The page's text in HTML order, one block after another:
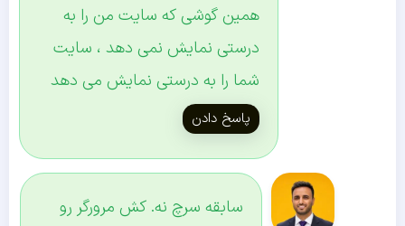
همین گوشی که سایت من را به
درستی نمایش نمی دهد ، سایت
شما را به درستی نمایش می دهد
پاسخ دادن
سابقه سرچ نه. کش مرورگر رو